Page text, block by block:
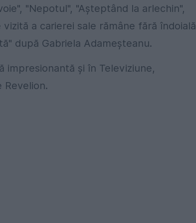
"Nepotul", "Așteptând la arlechin",
a carierei sale rămâne fără îndoială
după Gabriela Adameșteanu.
impresionantă și în Televiziune,